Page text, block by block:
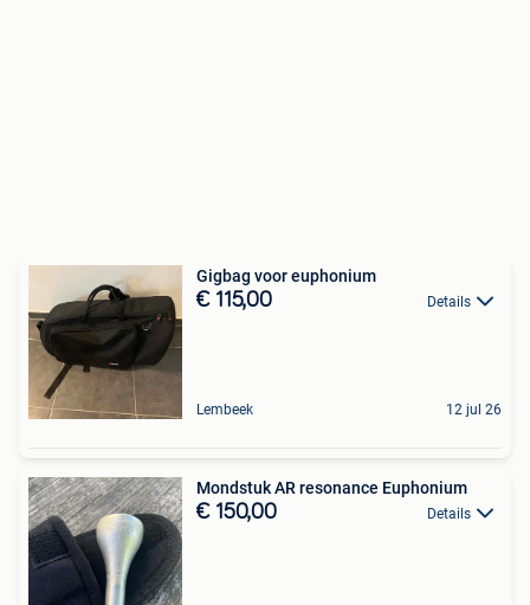
Gigbag voor euphonium
€ 115,00 Details
Lembeek 12 jul 26
Mondstuk AR resonance Euphonium
€ 150,00 Details